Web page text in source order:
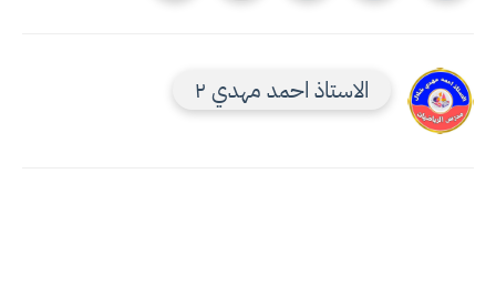
الاستاذ احمد مهدي ٢